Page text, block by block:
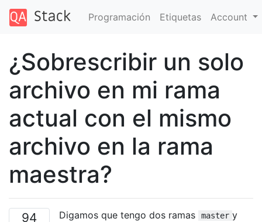
Programación Etiquetas Account
¿Sobrescribir un solo
archivo en mi rama
actual con el mismo
archivo en la rama
maestra?
94 Digamos que tengo dos ramas master y